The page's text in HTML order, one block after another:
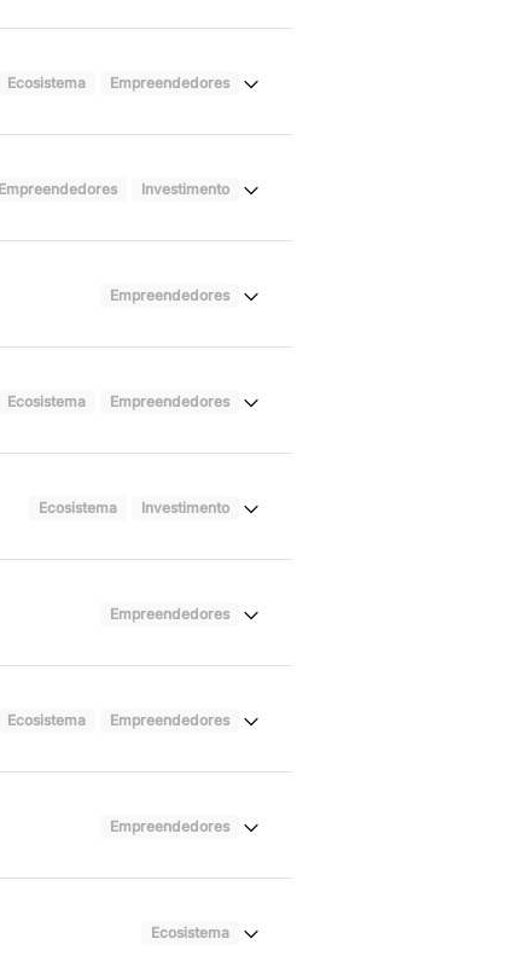
Ecosistema Empreendedores
Empreendedores Investimento
Empreendedores
Ecosistema Empreendedores
Ecosistema Investimento
Empreendedores
Ecosistema Empreendedores
Empreendedores
Ecosistema